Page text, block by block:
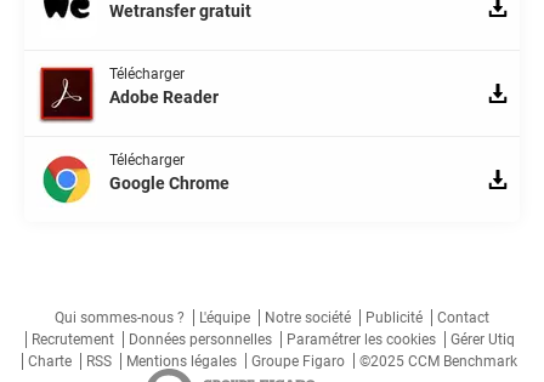
Wetransfer gratuit
Télécharger
Adobe Reader
Télécharger
Google Chrome
Qui sommes-nous ? L'équipe Notre société Publicité
Contact
Recrutement
Données personnelles Paramétrer les cookies
Gérer Utiq
Charte
RSS Mentions légales Groupe Figaro ©2025 CCM Benchmark